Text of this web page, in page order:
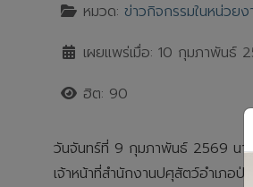
หมวด:ข่าวกิจกรรมในหน่วยง
เผยแพร่เมื่อ: 10 กุมภาพันธ์
ฮิต: 90
วันจันทร์ที่ 9 กุมภาพันธ์ 2569 นา
เจ้าหน้าที่สำนักงานปศุสัตว์อำเภ